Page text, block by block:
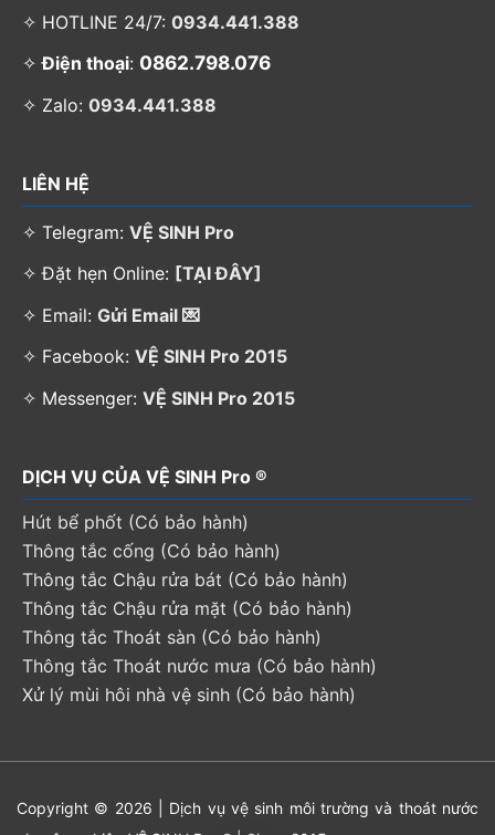
✧ HOTLINE 24/7: 0934.441.388
✧Điện thoại: 0862.798.076
✧ Zalo: 0934.441.388
LIÊN HỆ
✧ Telegram: VỆ SINH Pro
✧ Đặt hẹn Online: [TẠI ĐÂY]
✧ Email: Gửi Email 💌
✧ Facebook: VỆ SINH Pro 2015
✧ Messenger: VỆ SINH Pro 2015
DỊCH VỤ CỦA VỆ SINH Pro ®
Hút bể phốt (Có bảo hành)
Thông tắc cống (Có bảo hành)
Thông tắc Chậu rửa bát (Có bảo hành)
Thông tắc Chậu rửa mặt (Có bảo hành)
Thông tắc Thoát sàn (Có bảo hành)
Thông tắc Thoát nước mưa (Có bảo hành)
Xử lý mùi hôi nhà vệ sinh (Có bảo hành)
Copyright © 2026 | Dịch vụ vệ sinh môi trường và thoát nước